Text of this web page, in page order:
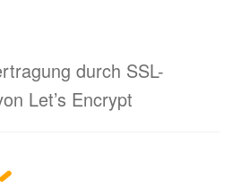
durch SSL-
Let’s Encrypt